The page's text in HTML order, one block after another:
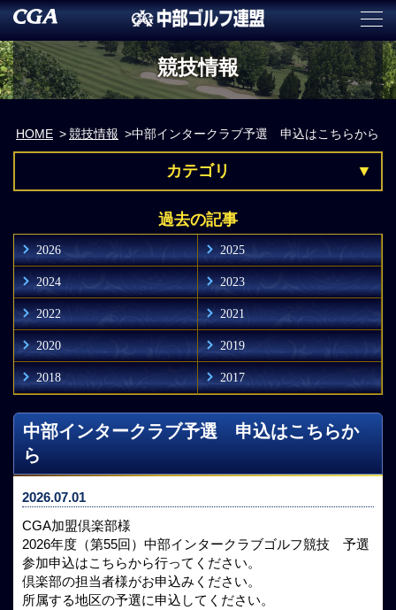
競技情報
HOME 競技情報 中部インタークラブ予選 申込はこちらから
カテゴリ
過去の記事
2026 2025
2024 2023
2022 2021
2020 2019
2018 2017
中部インタークラブ予選 申込はこちらか
ら
2026.07.01
CGA加盟倶楽部様
2026年度（第55回）中部インタークラブゴルフ競技 予選
参加申込はこちらから行ってください。
倶楽部の担当者様がお申込みください。
所属する地区の予選に申込してください。